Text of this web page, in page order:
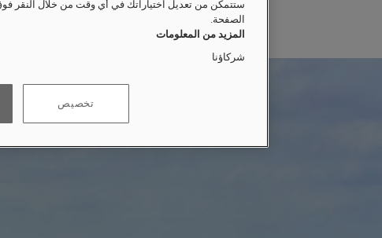
ستتمكن من تعديل اختياراتك في أي وقت من خلال النقر
الصفحة.
المزيد من المعلومات
شركاؤنا
تخصيص